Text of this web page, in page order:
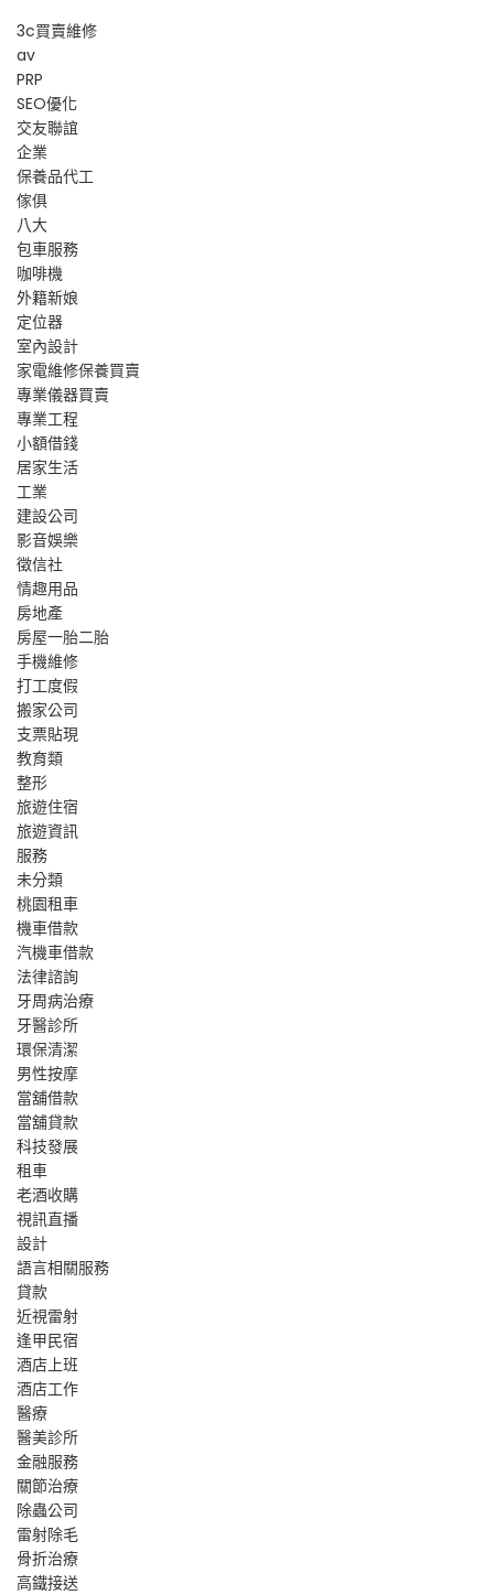
3c買賣維修
av
PRP
SEO優化
交友聯誼
企業
保養品代工
傢俱
八大
包車服務
咖啡機
外籍新娘
定位器
室內設計
家電維修保養買賣
專業儀器買賣
專業工程
小額借錢
居家生活
工業
建設公司
影音娛樂
徵信社
情趣用品
房地產
房屋一胎二胎
手機維修
打工度假
搬家公司
支票貼現
教育類
整形
旅遊住宿
旅遊資訊
服務
未分類
桃園租車
機車借款
汽機車借款
法律諮詢
牙周病治療
牙醫診所
環保清潔
男性按摩
當舖借款
當舖貸款
科技發展
租車
老酒收購
視訊直播
設計
語言相關服務
貸款
近視雷射
逢甲民宿
酒店上班
酒店工作
醫療
醫美診所
金融服務
關節治療
除蟲公司
雷射除毛
骨折治療
高鐵接送